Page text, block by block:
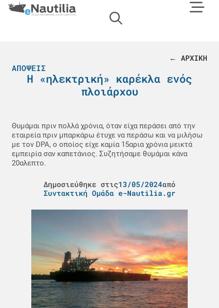
← ΑΡΧΙΚΗ
ΑΠΌΨΕΙΣ
Η «ηλεκτρική» καρέκλα ενός
πλοιάρχου
Θυμάμαι πριν πολλά χρόνια, όταν είχα περάσει από την
εταιρεία πριν μπαρκάρω έτυχε να περάσω και να μιλήσω
με τον DPA, ο οποίος είχε καμία 15αρια χρόνια μεικτά
εμπειρία σαν καπετάνιος. Συζητήσαμε θυμάμαι κάνα
20αλεπτο.
Δημοσιεύθηκε στις13/05/2024από
Συντακτική Ομάδα e-Nautilia.gr